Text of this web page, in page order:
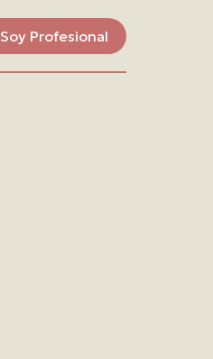
Soy Profesional